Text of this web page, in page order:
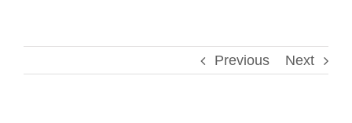
Previous Next